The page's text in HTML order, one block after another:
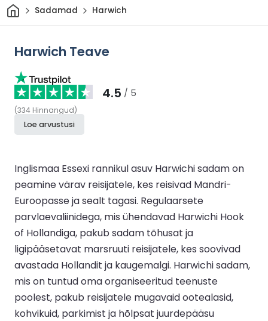
Avaleht
Sadamad Harwich
Harwich Teave
4.5 / 5
(334 Hinnangud)
Loe arvustusi
Inglismaa Essexi rannikul asuv Harwichi sadam on
peamine värav reisijatele, kes reisivad Mandri-
Euroopasse ja sealt tagasi. Regulaarsete
parvlaevaliinidega, mis ühendavad Harwichi Hook
of Hollandiga, pakub sadam tõhusat ja
ligipääsetavat marsruuti reisijatele, kes soovivad
avastada Hollandit ja kaugemalgi. Harwichi sadam,
mis on tuntud oma organiseeritud teenuste
poolest, pakub reisijatele mugavaid ootealasid,
kohvikuid, parkimist ja hõlpsat juurdepääsu